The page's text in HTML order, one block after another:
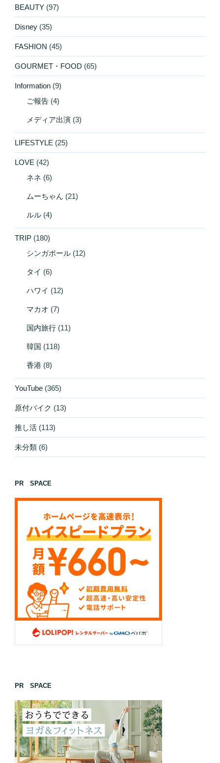
BEAUTY (97)
Disney (35)
FASHION (45)
GOURMET・FOOD (65)
Information (9)
ご報告 (4)
メディア出演 (3)
LIFESTYLE (25)
LOVE (42)
ネネ (6)
ムーちゃん (21)
ルル (4)
TRIP (180)
シンガポール (12)
タイ (6)
ハワイ (12)
マカオ (7)
国内旅行 (11)
韓国 (118)
香港 (8)
YouTube (365)
原付バイク (13)
推し活 (113)
未分類 (6)
PR SPACE
PR SPACE